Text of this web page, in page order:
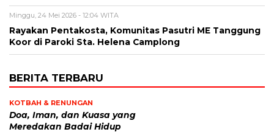
Minggu, 24 Mei 2026 - 12:04 WITA
Rayakan Pentakosta, Komunitas Pasutri ME Tanggung
Koor di Paroki Sta. Helena Camplong
BERITA TERBARU
KOTBAH & RENUNGAN
​Doa, Iman, dan Kuasa yang
Meredakan Badai Hidup